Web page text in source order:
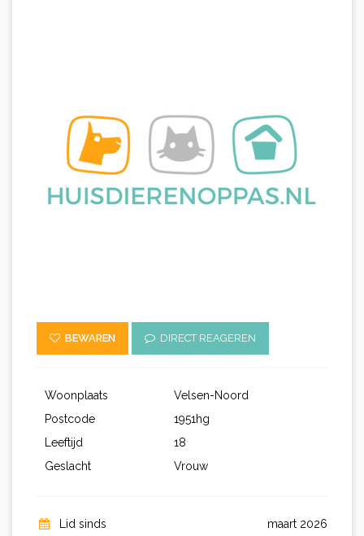
BEWAREN DIRECT REAGEREN
Woonplaats
Velsen-Noord
Postcode
1951hg
Leeftijd
18
Geslacht
Vrouw
Lid sinds maart 2026